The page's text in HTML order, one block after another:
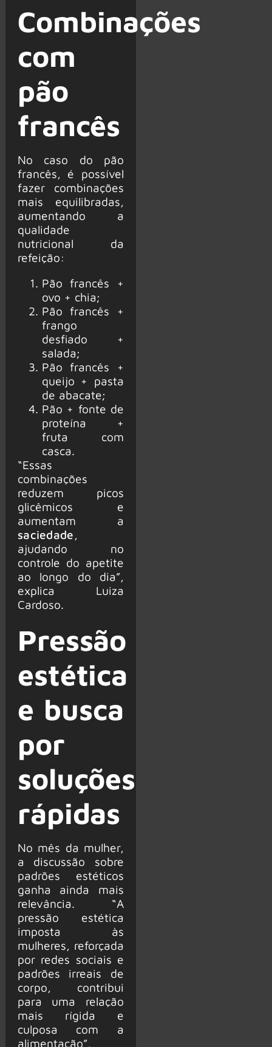
Combinações
com
pão
francês
No caso do pão
francês, é possível
fazer combinações
mais equilibradas,
aumentando a
qualidade
nutricional da
refeição:
Pão francês +
ovo + chia;
Pão francês +
frango
desfiado +
salada;
Pão francês +
queijo + pasta
de abacate;
Pão + fonte de
proteína +
fruta com
casca.
“Essas
combinações
reduzem picos
glicêmicos e
aumentam a
saciedade,
ajudando no
controle do apetite
ao longo do dia”,
explica Luiza
Cardoso.
Pressão
estética
e busca
por
soluções
rápidas
No mês da mulher,
a discussão sobre
padrões estéticos
ganha ainda mais
relevância. “A
pressão estética
imposta às
mulheres, reforçada
por redes sociais e
padrões irreais de
corpo, contribui
para uma relação
mais rígida e
culposa com a
alimentação”,